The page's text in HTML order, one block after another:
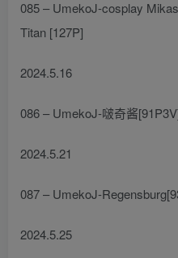
085 – UmekoJ-cosplay
Titan [127P]
2024.5.16
086 – UmekoJ-啵奇酱
2024.5.21
087 – UmekoJ-
2024.5.25